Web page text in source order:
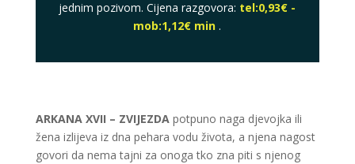
jednim pozivom. Cijena razgovora: tel:0,93€ -
mob:1,12€ min .
ARKANA XVII – ZVIJEZDA potpuno naga djevojka ili
žena izlijeva iz dna pehara vodu života, a njena nagost
govori da nema tajni za onoga tko zna piti s njenog